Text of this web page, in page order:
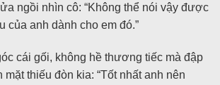
ngồi nhìn cô: “Không thể nói vậy được
của anh dành cho em đó.”
cái gối, không hề thương tiếc mà đập
mặt thiếu đòn kia: “Tốt nhất anh nên